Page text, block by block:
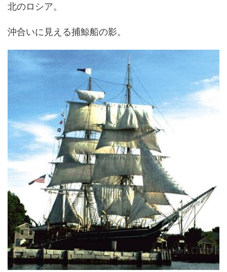
北のロシア。
沖合いに見える捕鯨船の影。